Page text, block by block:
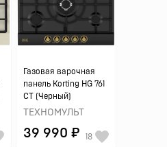
Газовая варочная
панель Korting HG 761
CT (Черный)
ТЕХНОМУЛЬТ
39 990 ₽ 18